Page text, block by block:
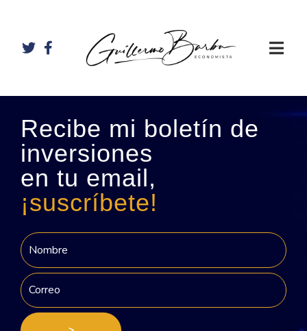
Recibe mi boletín de
inversiones
en tu email,
¡suscríbete!